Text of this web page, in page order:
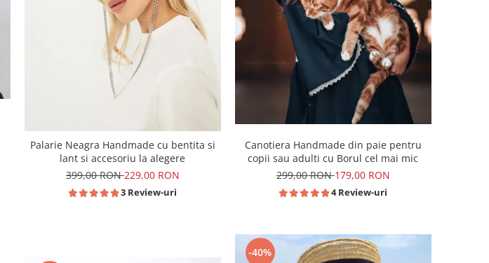
Palarie Neagra Handmade cu bentita si
lant si accesoriu la alegere
399,00 RON229,00 RON
3 Review-uri
Canotiera Handmade din paie pentru
copii sau adulti cu Borul cel mai mic
299,00 RON179,00 RON
4 Review-uri
-40%